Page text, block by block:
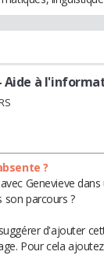
Aide à
?
Genevieve
son parcours ?
d'ajouter
Pour cela